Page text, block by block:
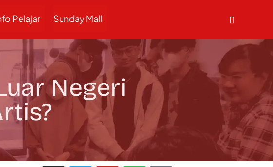
Pelajar Sunday Mall
Negeri